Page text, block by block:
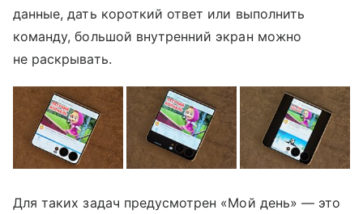
данные, дать короткий ответ или выполнить
команду, большой внутренний экран можно
не раскрывать.
Для таких задач предусмотрен «Мой день» — это